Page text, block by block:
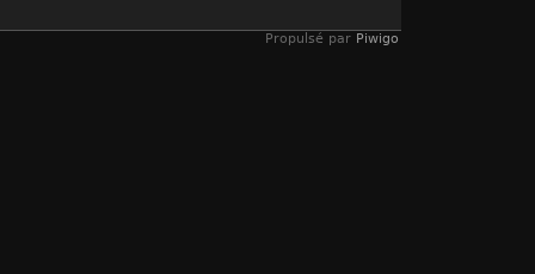
Propulsé par Piwigo